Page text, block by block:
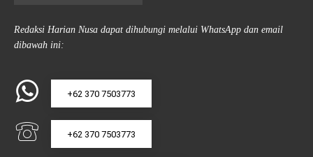
Redaksi Harian Nusa dapat dihubungi melalui WhatsApp dan email
dibawah ini:
+62 370 7503773
+62 370 7503773